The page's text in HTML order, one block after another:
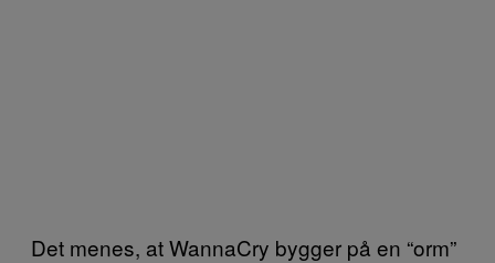
Det menes, at WannaCry bygger på en “orm”